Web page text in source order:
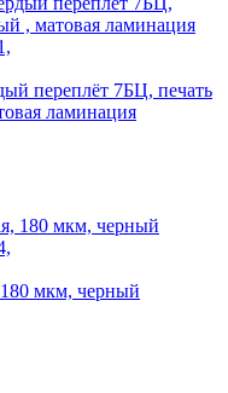
переплёт 7БЦ, печать
ламинация
180 мкм, черный